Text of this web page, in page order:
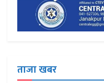
ताजा खबर